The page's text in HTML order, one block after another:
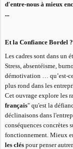
d'entre-nous à mieux
...
Et la Confiance Bordel ?
Les cadres sont dans un
Stress, absentéisme,
démotivation … qu’est-
plus rond dans les
Cet ouvrage explore les
français" qu'est la
déclinaisons dans
conséquences concrètes
fonctionnement. Mieux
les clés pour penser